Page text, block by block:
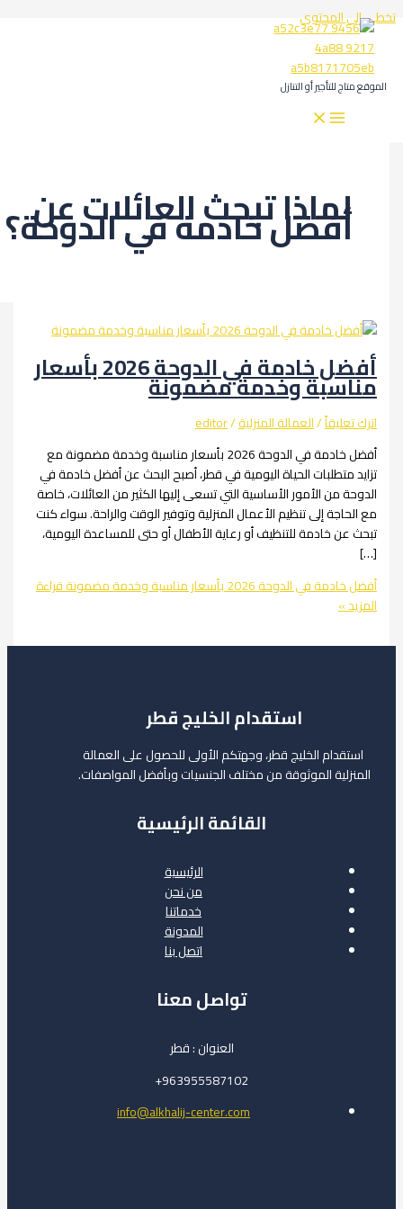
أو التنازل
تبحث العائلات عن
خادمة في الدوحة؟
أفضل خادمة في الدوحة 2026 بأسعار وخدمة مضمونة
/العمالة المنزلية/
editor
أفضل خادمة في الدوحة 2026 بأسعار مناسبة وخدمة مضمونة مع
الحياة اليومية في قطر، أصبح البحث عن أفضل خادمة في
الأمور الأساسية التي تسعى إليها الكثير من العائلات، خاصة
إلى تنظيم الأعمال المنزلية وتوفير الوقت والراحة. سواء كنت
خادمة للتنظيف أو رعاية الأطفال أو حتى للمساعدة اليومية،
2026 بأسعار مناسبة وخدمة مضمونة
قراءة
استقدام الخليج قطر
الخليج قطر، وجهتكم الأولى للحصول على العمالة
الموثوقة من مختلف الجنسيات وبأفضل المواصفات.
القائمة الرئيسية
تواصل معنا
العنوان : قطر
963955587102+
info@alkhalij-center.com